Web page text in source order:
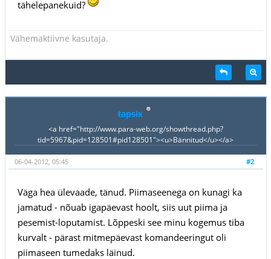
tähelepanekuid?
Vähemaktiivne kasutaja.
tapsix
<a href="http://www.para-web.org/showthread.php?
tid=5967&pid=128501#pid128501"><u>Bännitud</u></a>
#2
06-04-2012, 05:45
Väga hea ülevaade, tänud. Piimaseenega on kunagi ka
jamatud - nõuab igapäevast hoolt, siis uut piima ja
pesemist-loputamist. Lõppeski see minu kogemus tiba
kurvalt - pärast mitmepäevast komandeeringut oli
piimaseen tumedaks läinud.